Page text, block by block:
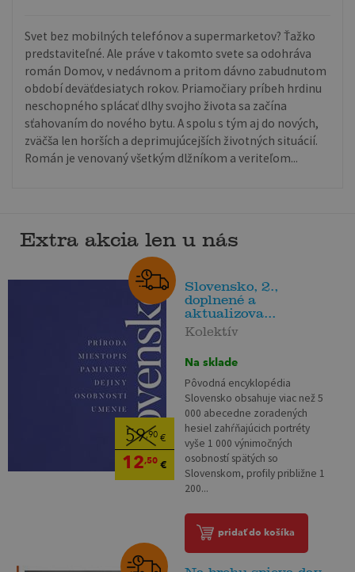
Svet bez mobilných telefónov a supermarketov? Ťažko
predstaviteľné. Ale práve v takomto svete sa odohráva
román Domov, v nedávnom a pritom dávno zabudnutom
období deväťdesiatych rokov. Priamočiary príbeh hrdinu
neschopného splácať dlhy svojho života sa začína
sťahovaním do nového bytu. A spolu s tým aj do nových,
zväčša len horších a deprimujúcejších životných situácií.
Román je venovaný všetkým dlžníkom a veriteľom...
Extra akcia len u nás
59,90€
12,50€
Slovensko, 2.,
doplnené a
aktualizova...
Kolektív
Na sklade
Pôvodná encyklopédia
Slovensko obsahuje viac než 5
000 abecedne zoradených
hesiel zahŕňajúcich portréty
vyše 1 000 výnimočných
osobností spätých so
Slovenskom, profily približne 1
200...
pridať do košíka